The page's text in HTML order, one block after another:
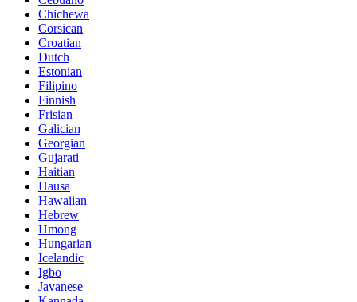
Chichewa
Corsican
Croatian
Dutch
Estonian
Filipino
Finnish
Frisian
Galician
Georgian
Gujarati
Haitian
Hausa
Hawaiian
Hebrew
Hmong
Hungarian
Icelandic
Igbo
Javanese